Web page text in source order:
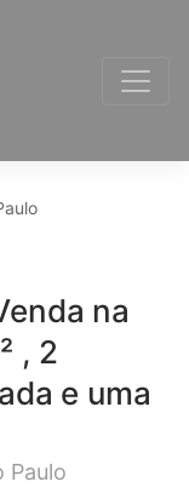
na
, 2
e uma
Paulo